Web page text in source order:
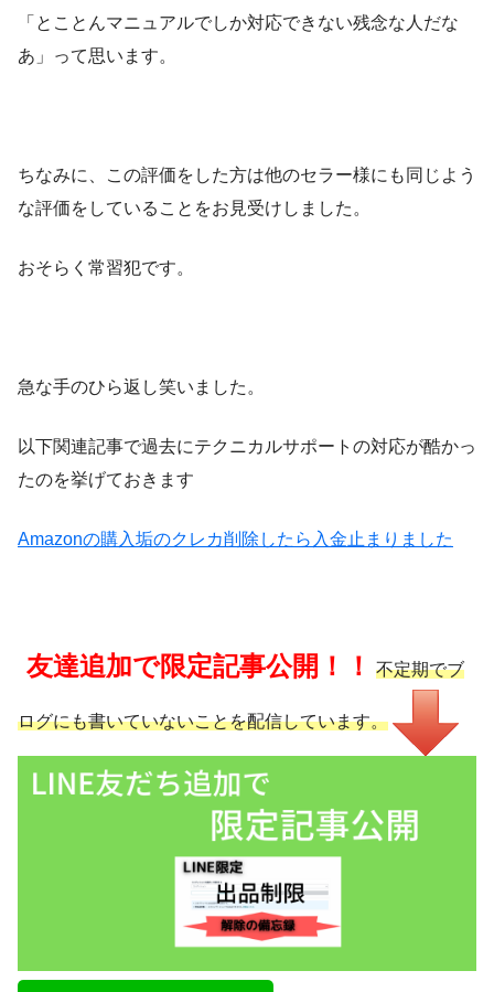
「とことんマニュアルでしか対応できない残念な人だな
あ」って思います。
ちなみに、この評価をした方は他のセラー様にも同じよう
な評価をしていることをお見受けしました。
おそらく常習犯です。
急な手のひら返し笑いました。
以下関連記事で過去にテクニカルサポートの対応が酷かっ
たのを挙げておきます
Amazonの購入垢のクレカ削除したら入金止まりました
友達追加で限定記事公開！！ 不定期でブ
ログにも書いていないことを配信しています。